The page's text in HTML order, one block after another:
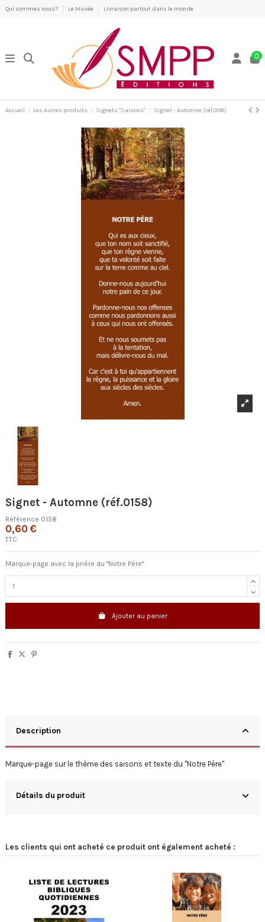
Qui sommes nous? Le Musée Livraison partout dans le monde
0
Accueil Les Autres produits Signets "Saisons" Signet - Automne (réf.0158)
Signet - Automne (réf.0158)
Référence 0158
0,60 €
TTC
Marque-page avec la prière du "Notre Père"
Ajouter au panier
Description
Marque-page sur le thème des saisons et texte du "Notre Père"
Détails du produit
Les clients qui ont acheté ce produit ont également acheté :